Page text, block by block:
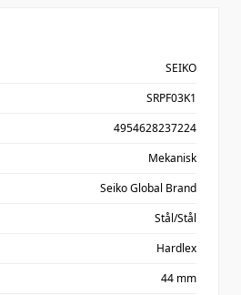
SEIKO
SRPF03K1
4954628237224
Mekanisk
Seiko Global Brand
Stål/Stål
Hardlex
44 mm